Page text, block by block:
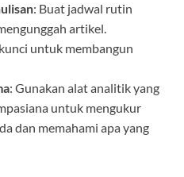
: Buat jadwal rutin
artikel.
untuk membangun
: Gunakan alat analitik yang
untuk mengukur
dan memahami apa yang